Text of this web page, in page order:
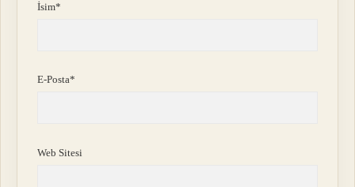
İsim*
E-Posta*
Web Sitesi